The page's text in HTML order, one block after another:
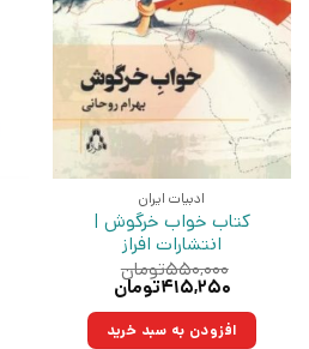
ادبیات ایران
کتاب خواب خرگوش |
انتشارات افراز
۵۵۰,۰۰۰تومان
قیمت
۵۵۰,۰۰۰تومان
بود.
۴۱۵,۲۵۰تومان
۴۱۵,۲۵۰تومان.افزودن به سبد خرید